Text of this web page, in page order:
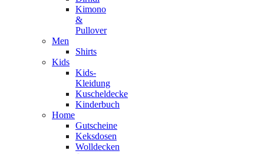
Kimono
&
Pullover
Men
Shirts
Kids
Kids-
Kleidung
Kuscheldecke
Kinderbuch
Home
Gutscheine
Keksdosen
Wolldecken